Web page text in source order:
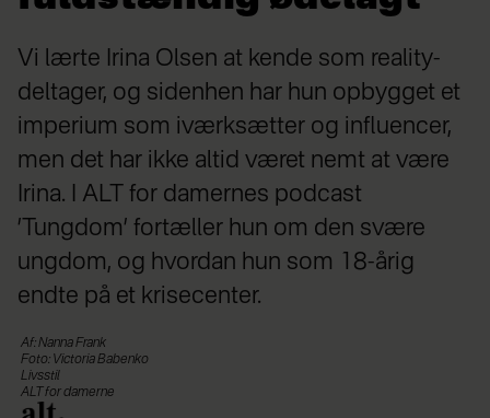
Vi lærte Irina Olsen at kende som reality-
deltager, og sidenhen har hun opbygget et
imperium som iværksætter og influencer,
men det har ikke altid været nemt at være
Irina. I ALT for damernes podcast
’Tungdom’ fortæller hun om den svære
ungdom, og hvordan hun som 18-årig
endte på et krisecenter.
Af: Nanna Frank
Foto: Victoria Babenko
Livsstil
ALT for damerne